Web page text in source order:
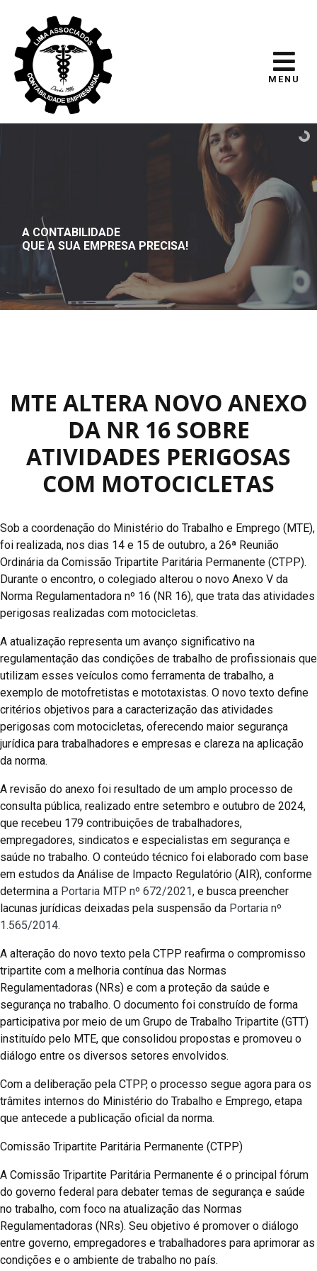
MENU
A CONTABILIDADE
QUE A SUA EMPRESA PRECISA!
MTE ALTERA NOVO ANEXO
DA NR 16 SOBRE
ATIVIDADES PERIGOSAS
COM MOTOCICLETAS
Sob a coordenação do Ministério do Trabalho e Emprego (MTE),
foi realizada, nos dias 14 e 15 de outubro, a 26ª Reunião
Ordinária da Comissão Tripartite Paritária Permanente (CTPP).
Durante o encontro, o colegiado alterou o novo Anexo V da
Norma Regulamentadora nº 16 (NR 16), que trata das atividades
perigosas realizadas com motocicletas.
A atualização representa um avanço significativo na
regulamentação das condições de trabalho de profissionais que
utilizam esses veículos como ferramenta de trabalho, a
exemplo de motofretistas e mototaxistas. O novo texto define
critérios objetivos para a caracterização das atividades
perigosas com motocicletas, oferecendo maior segurança
jurídica para trabalhadores e empresas e clareza na aplicação
da norma.
A revisão do anexo foi resultado de um amplo processo de
consulta pública, realizado entre setembro e outubro de 2024,
que recebeu 179 contribuições de trabalhadores,
empregadores, sindicatos e especialistas em segurança e
saúde no trabalho. O conteúdo técnico foi elaborado com base
em estudos da Análise de Impacto Regulatório (AIR), conforme
determina a Portaria MTP nº 672/2021, e busca preencher
lacunas jurídicas deixadas pela suspensão da Portaria nº
1.565/2014.
A alteração do novo texto pela CTPP reafirma o compromisso
tripartite com a melhoria contínua das Normas
Regulamentadoras (NRs) e com a proteção da saúde e
segurança no trabalho. O documento foi construído de forma
participativa por meio de um Grupo de Trabalho Tripartite (GTT)
instituído pelo MTE, que consolidou propostas e promoveu o
diálogo entre os diversos setores envolvidos.
Com a deliberação pela CTPP, o processo segue agora para os
trâmites internos do Ministério do Trabalho e Emprego, etapa
que antecede a publicação oficial da norma.
Comissão Tripartite Paritária Permanente (CTPP)
A Comissão Tripartite Paritária Permanente é o principal fórum
do governo federal para debater temas de segurança e saúde
no trabalho, com foco na atualização das Normas
Regulamentadoras (NRs). Seu objetivo é promover o diálogo
entre governo, empregadores e trabalhadores para aprimorar as
condições e o ambiente de trabalho no país.